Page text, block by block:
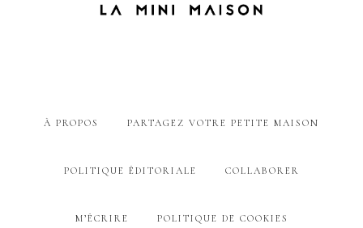
À PROPOS PARTAGEZ VOTRE PETITE MAISON
POLITIQUE ÉDITORIALE COLLABORER
M’ÉCRIRE POLITIQUE DE COOKIES